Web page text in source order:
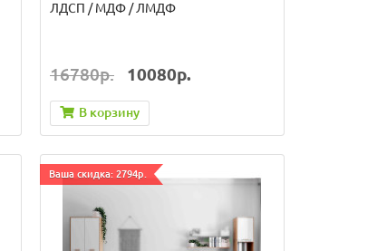
ЛДСП / МДФ / ЛМДФ
16780р. 10080р.
В корзину
Ваша скидка: 2794р.